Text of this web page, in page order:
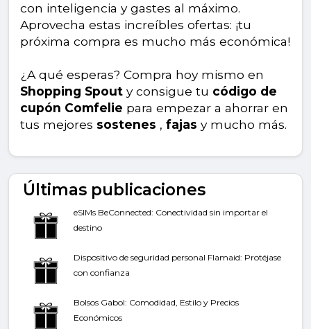
con inteligencia y gastes al máximo.
Aprovecha estas increíbles ofertas: ¡tu
próxima compra es mucho más económica!
¿A qué esperas? Compra hoy mismo en
Shopping Spout y consigue tu código de
cupón Comfelie para empezar a ahorrar en
tus mejores sostenes , fajas y mucho más.
Últimas publicaciones
eSIMs BeConnected: Conectividad sin importar el
destino
Dispositivo de seguridad personal Flamaid: Protéjase
con confianza
Bolsos Gabol: Comodidad, Estilo y Precios
Económicos